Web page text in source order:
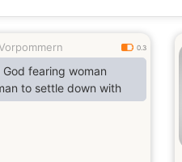
0.3
fearing woman
to settle down with